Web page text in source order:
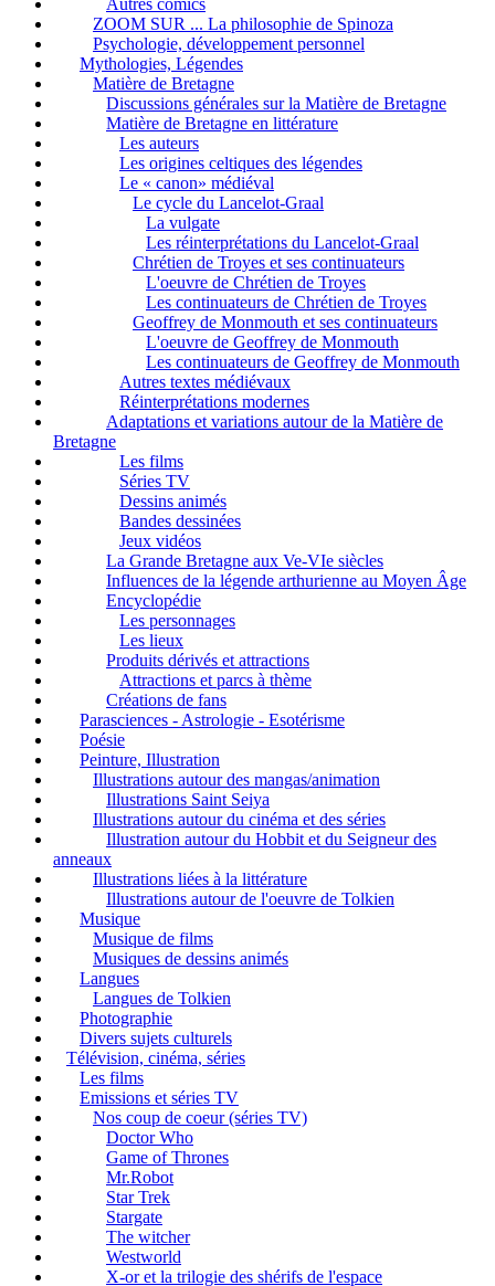
Autres comics
ZOOM SUR ... La philosophie de Spinoza
Psychologie, développement personnel
Mythologies, Légendes
Matière de Bretagne
Discussions générales sur la Matière de Bretagne
Matière de Bretagne en littérature
Les auteurs
Les origines celtiques des légendes
Le « canon» médiéval
Le cycle du Lancelot-Graal
La vulgate
Les réinterprétations du Lancelot-Graal
Chrétien de Troyes et ses continuateurs
L'oeuvre de Chrétien de Troyes
Les continuateurs de Chrétien de Troyes
Geoffrey de Monmouth et ses continuateurs
L'oeuvre de Geoffrey de Monmouth
Les continuateurs de Geoffrey de Monmouth
Autres textes médiévaux
Réinterprétations modernes
Adaptations et variations autour de la Matière de
Bretagne
Les films
Séries TV
Dessins animés
Bandes dessinées
Jeux vidéos
La Grande Bretagne aux Ve-VIe siècles
Influences de la légende arthurienne au Moyen Âge
Encyclopédie
Les personnages
Les lieux
Produits dérivés et attractions
Attractions et parcs à thème
Créations de fans
Parasciences - Astrologie - Esotérisme
Poésie
Peinture, Illustration
Illustrations autour des mangas/animation
Illustrations Saint Seiya
Illustrations autour du cinéma et des séries
Illustration autour du Hobbit et du Seigneur des
anneaux
Illustrations liées à la littérature
Illustrations autour de l'oeuvre de Tolkien
Musique
Musique de films
Musiques de dessins animés
Langues
Langues de Tolkien
Photographie
Divers sujets culturels
Télévision, cinéma, séries
Les films
Emissions et séries TV
Nos coup de coeur (séries TV)
Doctor Who
Game of Thrones
Mr.Robot
Star Trek
Stargate
The witcher
Westworld
X-or et la trilogie des shérifs de l'espace